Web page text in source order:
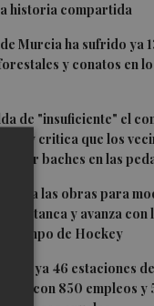
historia compartida
Murcia ha sufrido ya
y conatos en
de "insuficiente" el
y critica que los
tapar baches en las
inicia las obras para
de Petanca y avanza con
Campo de Hockey
ya 46 estaciones
con 850 empleos y